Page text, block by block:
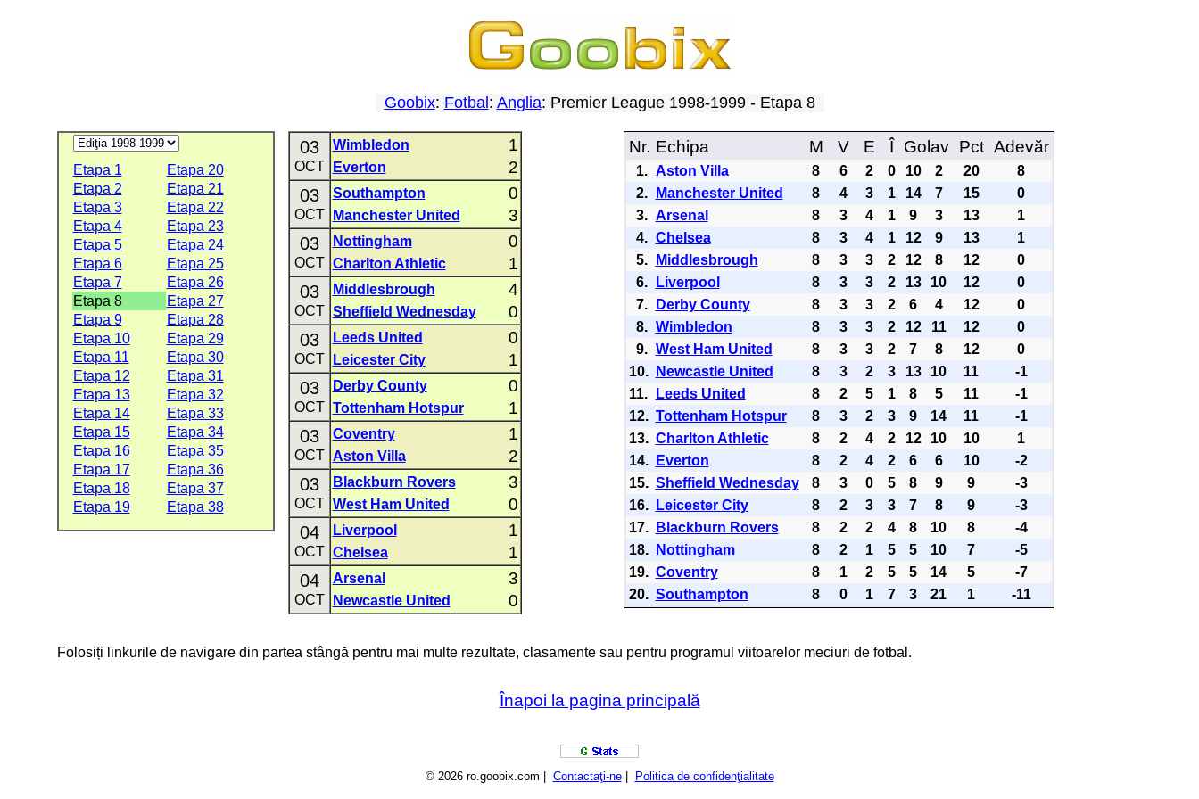
Goobix: Fotbal : Anglia: Premier League 1998-1999 - Etapa 8
Etapa 1
Etapa 20
Etapa 2
Etapa 21
Etapa 3
Etapa 22
Etapa 4
Etapa 23
Etapa 5
Etapa 24
Etapa 6
Etapa 25
Etapa 7
Etapa 26
Etapa 8
Etapa 27
Etapa 9
Etapa 28
Etapa 10
Etapa 29
Etapa 11
Etapa 30
Etapa 12
Etapa 31
Etapa 13
Etapa 32
Etapa 14
Etapa 33
Etapa 15
Etapa 34
Etapa 16
Etapa 35
Etapa 17
Etapa 36
Etapa 18
Etapa 37
Etapa 19
Etapa 38
03
OCT
Wimbledon 1
Everton 2
03
OCT
Southampton 0
Manchester United 3
03
OCT
Nottingham 0
Charlton Athletic 1
03
OCT
Middlesbrough 4
Sheffield Wednesday 0
03
OCT
Leeds United 0
Leicester City 1
03
OCT
Derby County 0
Tottenham Hotspur 1
03
OCT
Coventry 1
Aston Villa 2
03
OCT
Blackburn Rovers 3
West Ham United 0
04
OCT
Liverpool 1
Chelsea 1
04
OCT
Arsenal 3
Newcastle United 0
Nr. Echipa M V E Î Golav Pct Adevăr
1. Aston Villa 8 6 2 0 10 2 20
8
2.
Manchester United 8 4 3 1 14 7 15
0
3. Arsenal 8 3 4 1 9 3 13
1
4. Chelsea 8 3 4 1 12 9 13
1
5.
Middlesbrough 8 3 3 2 12 8 12
0
6.
Liverpool 8 3 3 2 13 10 12
0
7.
Derby County 8 3 3 2 6 4 12
0
8. Wimbledon 8 3 3 2 12 11 12
0
9. West Ham United 8 3 3 2 7 8 12
0
10.
Newcastle United 8 3 2 3 13 10 11
-1
11.
Leeds United 8 2 5 1 8 5 11
-1
12. Tottenham Hotspur 8 3 2 3 9 14 11
-1
13. Charlton Athletic 8 2 4 2 12 10 10
1
14.
Everton 8 2 4 2 6 6 10
-2
15. Sheffield Wednesday 8 3 0 5 8 9 9
-3
16.
Leicester City 8 2 3 3 7 8 9
-3
17.
Blackburn Rovers 8 2 2 4 8 10 8
-4
18.
Nottingham 8 2 1 5 5 10 7
-5
19. Coventry 8 1 2 5 5 14 5
-7
20. Southampton 8 0 1 7 3 21 1 -11
Folosiți linkurile de navigare din partea stângă pentru mai multe rezultate, clasamente sau pentru programul viitoarelor meciuri de fotbal.
Înapoi la pagina principală
© 2026 ro.goobix.com | Contactaţi-ne| Politica de confidenţialitate